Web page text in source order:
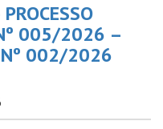
005/2026 –
Nº 002/2026